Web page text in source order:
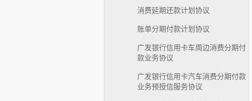
消费延期还款计划协议
账单分期付款计划协议
广发银行信用卡车周边消费分期付
款业务协议
广发银行信用卡汽车消费分期付款
业务预授信服务协议